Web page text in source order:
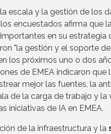
escala y la gestión de los
encuestados afirma que
en su estrategia
"la gestión y el soporte
los próximos uno o dos
de EMEA indicaron
mejor las fuentes, la
de la carga de trabajo y
iniciativas de IA en EMEA.
de la infraestructura y la